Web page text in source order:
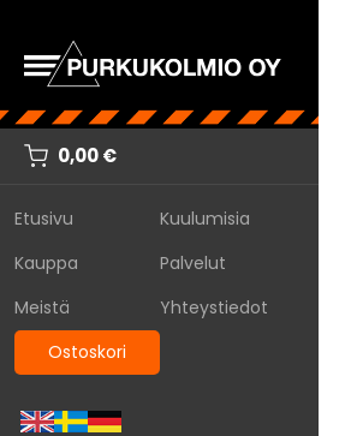
0,00€
Etusivu
Kuulumisia
Kauppa
Palvelut
Meistä
Yhteystiedot
Ostoskori